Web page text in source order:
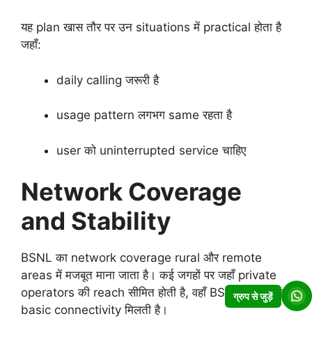
यह plan खास तौर पर उन situations में practical होता है
जहाँ:
daily calling जरूरी है
usage pattern लगभग same रहता है
user को uninterrupted service चाहिए
Network Coverage
and Stability
BSNL का network coverage rural और remote
areas में मजबूत माना जाता है। कई जगहों पर जहाँ private
operators की reach सीमित होती है, वहाँ BSNL users को
basic connectivity मिलती है।
ग्रुप से जुड़ें